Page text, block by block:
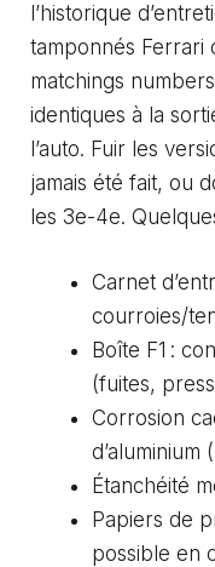
l’historique
tamponnés Ferrari
matchings
identiques à la
l’auto. Fuir les
jamais été fait, ou
les 3e-4e.
Carnet
courroies/
Boîte F1 :
(fuites,
Corrosion
d’aluminium
Étanchéité
Papiers de
possible en